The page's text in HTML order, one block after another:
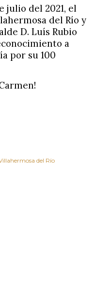
julio del 2021, el
del Río y
D. Luís Rubio
a
por su 100
del Río